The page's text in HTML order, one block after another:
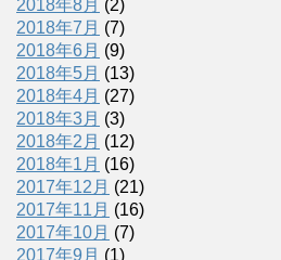
2018年8月 (2)
2018年7月 (7)
2018年6月 (9)
2018年5月 (13)
2018年4月 (27)
2018年3月 (3)
2018年2月 (12)
2018年1月 (16)
2017年12月 (21)
2017年11月 (16)
2017年10月 (7)
2017年9月 (1)